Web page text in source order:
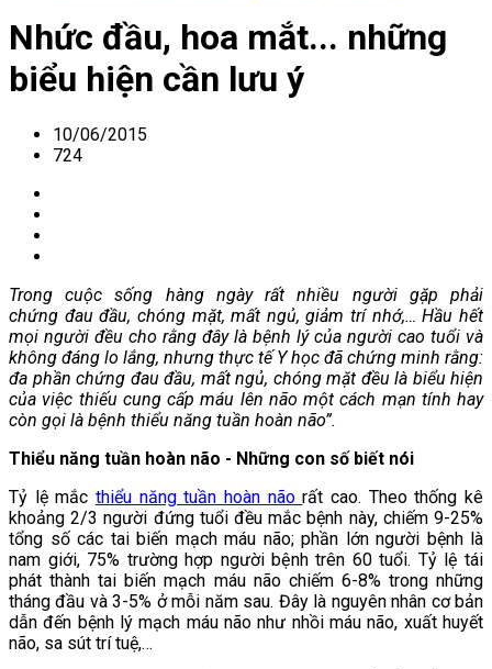
Nhức đầu, hoa mắt... những
biểu hiện cần lưu ý
10/06/2015
724
Trong cuộc sống hàng ngày rất nhiều người gặp phải
chứng đau đầu, chóng mặt, mất ngủ, giảm trí nhớ,… Hầu hết
mọi người đều cho rằng đây là bệnh lý của người cao tuổi và
không đáng lo lắng, nhưng thực tế Y học đã chứng minh rằng:
đa phần chứng đau đầu, mất ngủ, chóng mặt đều là biểu hiện
của việc thiếu cung cấp máu lên não một cách mạn tính hay
còn gọi là bệnh thiểu năng tuần hoàn não”.
Thiểu năng tuần hoàn não - Những con số biết nói
Tỷ lệ mắc thiểu năng tuần hoàn nãorất cao. Theo thống kê
khoảng 2/3 người đứng tuổi đều mắc bệnh này, chiếm 9-25%
tổng số các tai biến mạch máu não; phần lớn người bệnh là
nam giới, 75% trường hợp người bệnh trên 60 tuổi. Tỷ lệ tái
phát thành tai biến mạch máu não chiếm 6-8% trong những
tháng đầu và 3-5% ở mỗi năm sau. Đây là nguyên nhân cơ bản
dẫn đến bệnh lý mạch máu não như nhồi máu não, xuất huyết
não, sa sút trí tuệ,…